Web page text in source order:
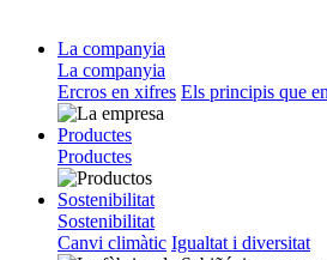
La companyia
La companyia
Ercros en xifres Els principis que
Productes
Productes
Sostenibilitat
Sostenibilitat
Canvi climàtic Igualtat i diversitat